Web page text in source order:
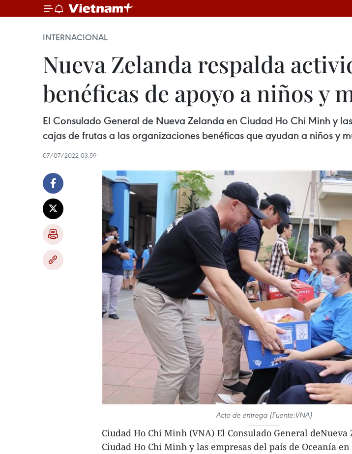
INTERNACIONAL
Nueva Zelanda respalda
benéficas de apoyo a niños y
El Consulado General de Nueva Zelanda en Ciudad Ho Chi Minh y
cajas de frutas a las organizaciones benéficas que ayudan a niños y
07/07/2022 03:59
Acto de entrega (Fuente:VNA)
Ciudad Ho Chi Minh (VNA) El Consulado General deNueva
Ciudad Ho Chi Minh y las empresas del país de Oceanía